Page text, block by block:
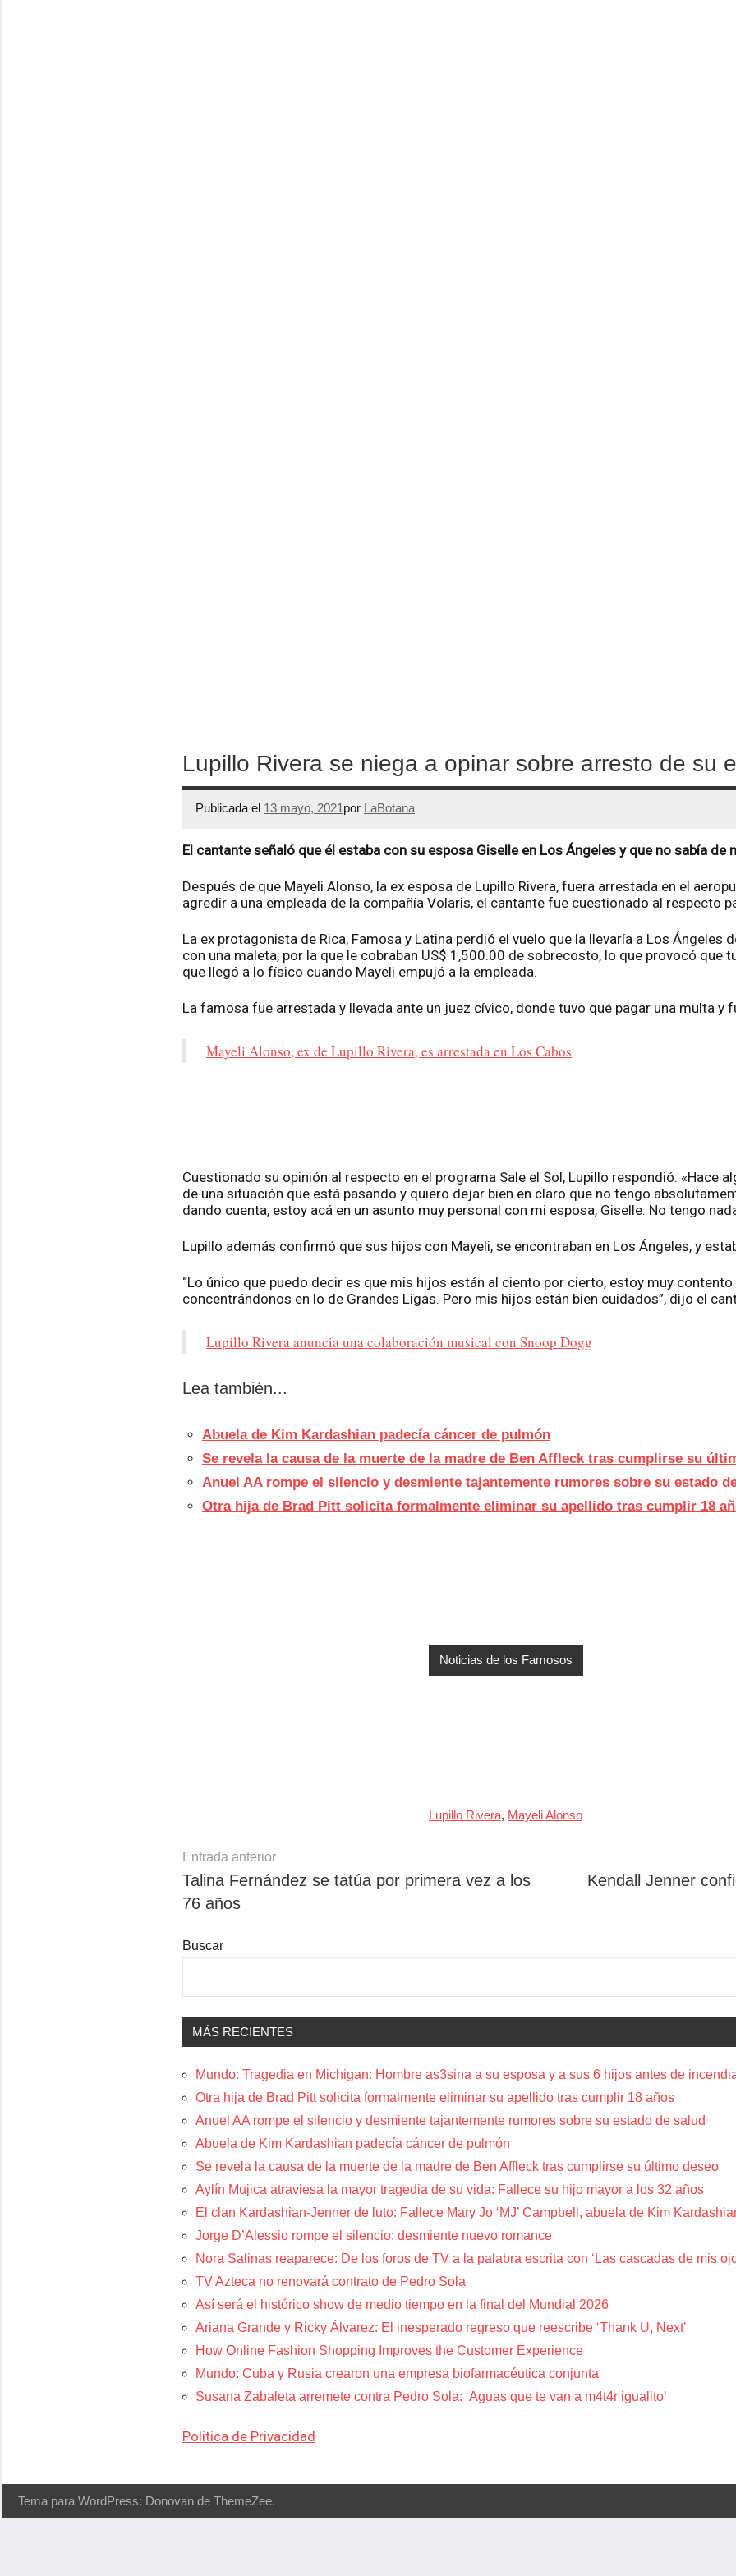
Lupillo Rivera se niega a opinar sobre arresto de su
Publicada el 13 mayo, 2021por LaBotana
El cantante señaló que él estaba con su esposa Giselle en Los Ángeles y que no sabía de
Después de que Mayeli Alonso, la ex esposa de Lupillo Rivera, fuera arrestada en el
agredir a una empleada de la compañía Volaris, el cantante fue cuestionado al respecto
La ex protagonista de Rica, Famosa y Latina perdió el vuelo que la llevaría a Los Ángeles
con una maleta, por la que le cobraban US$ 1,500.00 de sobrecosto, lo que provocó que
que llegó a lo físico cuando Mayeli empujó a la empleada.
La famosa fue arrestada y llevada ante un juez cívico, donde tuvo que pagar una multa y
Mayeli Alonso, ex de Lupillo Rivera, es arrestada en Los Cabos
Cuestionado su opinión al respecto en el programa Sale el Sol, Lupillo respondió: «Hace
de una situación que está pasando y quiero dejar bien en claro que no tengo
dando cuenta, estoy acá en un asunto muy personal con mi esposa, Giselle. No tengo
Lupillo además confirmó que sus hijos con Mayeli, se encontraban en Los Ángeles, y
“Lo único que puedo decir es que mis hijos están al ciento por cierto, estoy muy
concentrándonos en lo de Grandes Ligas. Pero mis hijos están bien cuidados”, dijo el
Lupillo Rivera anuncia una colaboración musical con Snoop Dogg
Lea también...
Abuela de Kim Kardashian padecía cáncer de pulmón
Se revela la causa de la muerte de la madre de Ben Affleck tras cumplirse su
Anuel AA rompe el silencio y desmiente tajantemente rumores sobre su estado
Otra hija de Brad Pitt solicita formalmente eliminar su apellido tras cumplir 18
Noticias de los Famosos
Lupillo Rivera, Mayeli Alonso
Navegación
de
entradas
Entrada anterior
Talina Fernández se tatúa por primera vez a los
76 años
Kendall Jenner
Buscar
MÁS RECIENTES
Mundo: Tragedia en Michigan: Hombre as3sina a su esposa y a sus 6 hijos antes de
Otra hija de Brad Pitt solicita formalmente eliminar su apellido tras cumplir 18 años
Anuel AA rompe el silencio y desmiente tajantemente rumores sobre su estado de salud
Abuela de Kim Kardashian padecía cáncer de pulmón
Se revela la causa de la muerte de la madre de Ben Affleck tras cumplirse su último deseo
Aylín Mujica atraviesa la mayor tragedia de su vida: Fallece su hijo mayor a los 32 años
El clan Kardashian-Jenner de luto: Fallece Mary Jo ‘MJ’ Campbell, abuela de Kim
Jorge D’Alessio rompe el silencio: desmiente nuevo romance
Nora Salinas reaparece: De los foros de TV a la palabra escrita con ‘Las cascadas de mis
TV Azteca no renovará contrato de Pedro Sola
Así será el histórico show de medio tiempo en la final del Mundial 2026
Ariana Grande y Ricky Álvarez: El inesperado regreso que reescribe ‘Thank U, Next’
How Online Fashion Shopping Improves the Customer Experience
Mundo: Cuba y Rusia crearon una empresa biofarmacéutica conjunta
Susana Zabaleta arremete contra Pedro Sola: ‘Aguas que te van a m4t4r igualito’
Politica de Privacidad
Tema para WordPress: Donovan de ThemeZee.